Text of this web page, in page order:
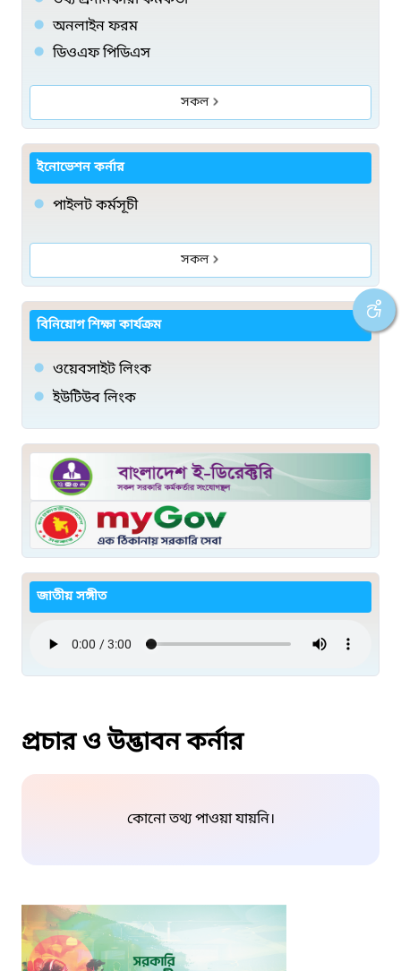
অনলাইন ফরম
ডিওএফ পিডিএস
সকল
ইনোভেশন কর্নার
পাইলট কর্মসূচী
সকল
বিনিয়োগ শিক্ষা কার্যক্রম
ওয়েবসাইট লিংক
ইউটিউব লিংক
জাতীয় সঙ্গীত
প্রচার ও উদ্ভাবন কর্নার
কোনো তথ্য পাওয়া যায়নি।